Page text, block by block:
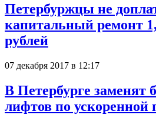
Петербуржцы не
капитальный ремонт
рублей
07 декабря 2017 в 12:17
В Петербурге заменят
лифтов по ускоренной